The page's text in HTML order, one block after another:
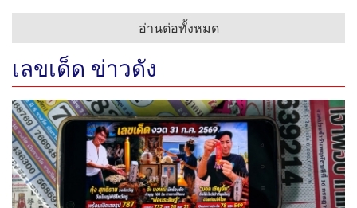
อ่านต่อทั้งหมด
เลขเด็ด ข่าวดัง